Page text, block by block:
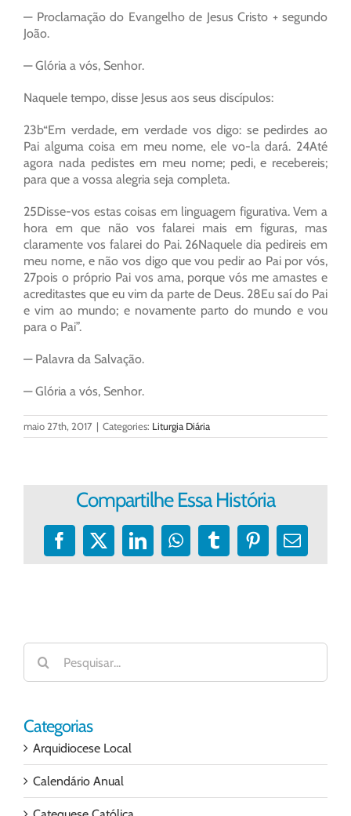
— Proclamação do Evangelho de Jesus Cristo + segundo
João.
— Glória a vós, Senhor.
Naquele tempo, disse Jesus aos seus discípulos:
23b“Em verdade, em verdade vos digo: se pedirdes ao
Pai alguma coisa em meu nome, ele vo-la dará. 24Até
agora nada pedistes em meu nome; pedi, e recebereis;
para que a vossa alegria seja completa.
25Disse-vos estas coisas em linguagem figurativa. Vem a
hora em que não vos falarei mais em figuras, mas
claramente vos falarei do Pai. 26Naquele dia pedireis em
meu nome, e não vos digo que vou pedir ao Pai por vós,
27pois o próprio Pai vos ama, porque vós me amastes e
acreditastes que eu vim da parte de Deus. 28Eu saí do Pai
e vim ao mundo; e novamente parto do mundo e vou
para o Pai”.
— Palavra da Salvação.
— Glória a vós, Senhor.
maio 27th, 2017 | Categories: Liturgia Diária
Compartilhe Essa História
Facebook
X LinkedInWhatsApp
TumblrPinterest
E-
Buscar
resultados
para:
Categorias
Arquidiocese Local
Calendário Anual